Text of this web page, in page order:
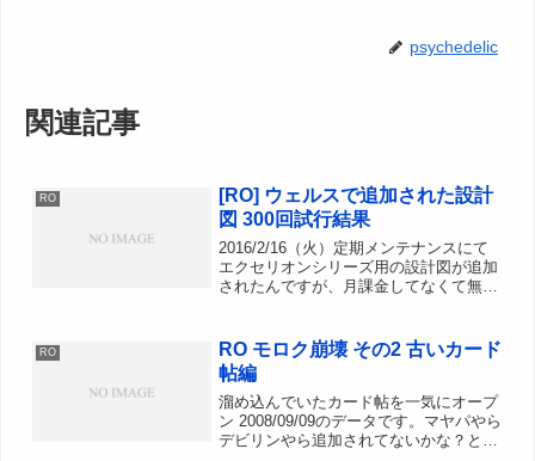
psychedelic
関連記事
RO
[RO] ウェルスで追加された設計
図 300回試行結果
2016/2/16（火）定期メンテナンスにて
エクセリオンシリーズ用の設計図が追加
されたんですが、月課金してなくて無料
貯めていなかったので試行数300回程度
ですが一応ログ...
RO
RO モロク崩壊 その2 古いカード
帖編
溜め込んでいたカード帖を一気にオープ
ン 2008/09/09のデータです。マヤパやら
デビリンやら追加されてないかな？と夢